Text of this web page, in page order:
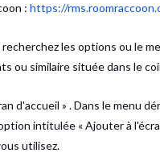
: https://
recherchez les options ou le
ou similaire située dans le
d'accueil » . Dans le menu
intitulée « Ajouter à
utilisez.